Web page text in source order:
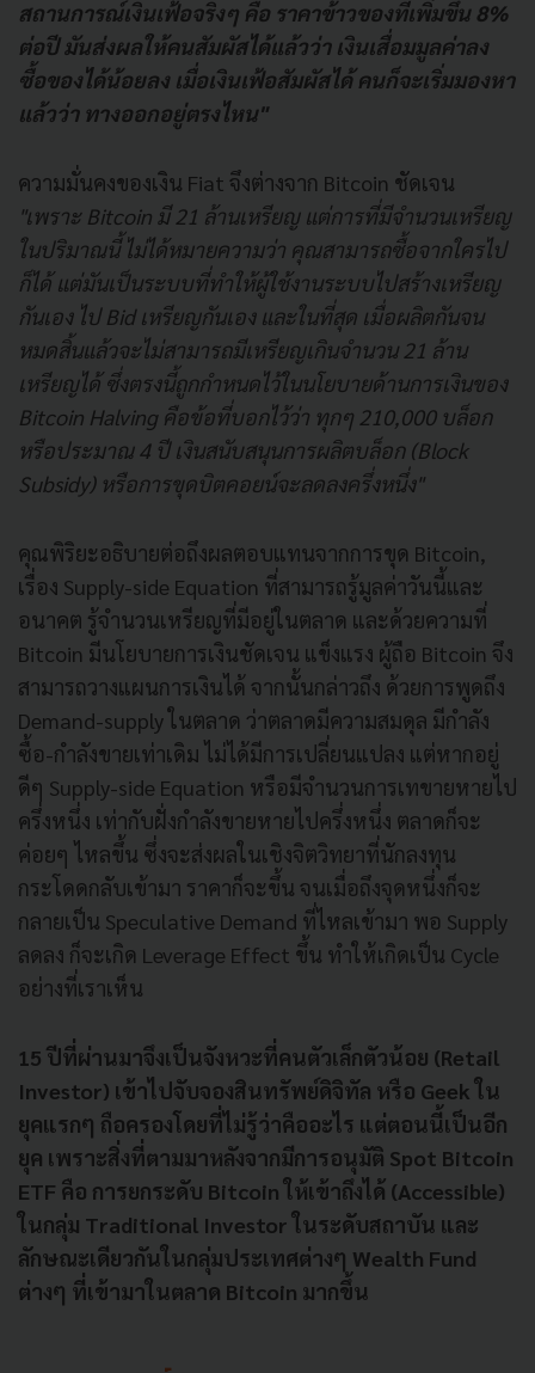
สถานการณ์เงินเฟ้อจริงๆ คือ ราคาข้าวของที่เพิ่มขึ้น 8%
ต่อปี มันส่งผลให้คนสัมผัสได้แล้วว่า เงินเสื่อมมูลค่าลง
ซื้อของได้น้อยลง เมื่อเงินเฟ้อสัมผัสได้ คนก็จะเริ่มมองหา
แล้วว่า ทางออกอยู่ตรงไหน"
ความมั่นคงของเงิน Fiat จึงต่างจาก Bitcoin ชัดเจน
"เพราะ Bitcoin มี 21 ล้านเหรียญ แต่การที่มีจำนวนเหรียญ
ในปริมาณนี้ ไม่ได้หมายความว่า คุณสามารถซื้อจากใครไป
ก็ได้ แต่มันเป็นระบบที่ทำให้ผู้ใช้งานระบบไปสร้างเหรียญ
กันเอง ไป Bid เหรียญกันเอง และในที่สุด เมื่อผลิตกันจน
หมดสิ้นแล้วจะไม่สามารถมีเหรียญเกินจำนวน 21 ล้าน
เหรียญได้ ซึ่งตรงนี้ถูกกำหนดไว้ในนโยบายด้านการเงินของ
Bitcoin Halving คือข้อที่บอกไว้ว่า ทุกๆ 210,000 บล็อก
หรือประมาณ 4 ปี เงินสนับสนุนการผลิตบล็อก (Block
Subsidy) หรือการขุดบิตคอยน์จะลดลงครึ่งหนึ่ง"
คุณพิริยะอธิบายต่อถึงผลตอบแทนจากการขุด Bitcoin,
เรื่อง Supply-side Equation ที่สามารถรู้มูลค่าวันนี้และ
อนาคต รู้จำนวนเหรียญที่มีอยู่ในตลาด และด้วยความที่
Bitcoin มีนโยบายการเงินชัดเจน แข็งแรง ผู้ถือ Bitcoin จึง
สามารถวางแผนการเงินได้ จากนั้นกล่าวถึง ด้วยการพูดถึง
Demand-supply ในตลาด ว่าตลาดมีความสมดุล มีกำลัง
ซื้อ-กำลังขายเท่าเดิม ไม่ได้มีการเปลี่ยนแปลง แต่หากอยู่
ดีๆ Supply-side Equation หรือมีจำนวนการเทขายหายไป
ครึ่งหนึ่ง เท่ากับฝั่งกำลังขายหายไปครึ่งหนึ่ง ตลาดก็จะ
ค่อยๆ ไหลขึ้น ซึ่งจะส่งผลในเชิงจิตวิทยาที่นักลงทุน
กระโดดกลับเข้ามา ราคาก็จะขึ้น จนเมื่อถึงจุดหนึ่งก็จะ
กลายเป็น Speculative Demand ที่ไหลเข้ามา พอ Supply
ลดลง ก็จะเกิด Leverage Effect ขึ้น ทำให้เกิดเป็น Cycle
อย่างที่เราเห็น
15 ปีที่ผ่านมาจึงเป็นจังหวะที่คนตัวเล็กตัวน้อย (Retail
Investor) เข้าไปจับจองสินทรัพย์ดิจิทัล หรือ Geek ใน
ยุคแรกๆ ถือครองโดยที่ไม่รู้ว่าคืออะไร แต่ตอนนี้เป็นอีก
ยุค เพราะสิ่งที่ตามมาหลังจากมีการอนุมัติ Spot Bitcoin
ETF คือ การยกระดับ Bitcoin ให้เข้าถึงได้ (Accessible)
ในกลุ่ม Traditional Investor ในระดับสถาบัน และ
ลักษณะเดียวกันในกลุ่มประเทศต่างๆ Wealth Fund
ต่างๆ ที่เข้ามาในตลาด Bitcoin มากขึ้น